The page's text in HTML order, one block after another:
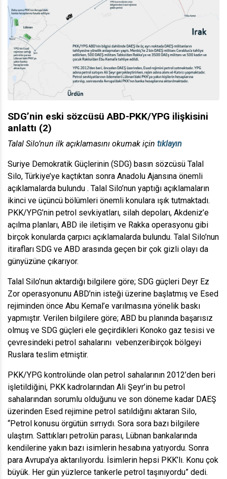
SDG’nin eski sözcüsü ABD-PKK/YPG ilişkisini
anlattı (2)
Talal Silo’nun ilk açıklamasını okumak için tıklayın
Suriye Demokratik Güçlerinin (SDG) basın sözcüsü Talal
Silo, Türkiye’ye kaçtıktan sonra Anadolu Ajansına önemli
açıklamalarda bulundu . Talal Silo’nun yaptığı açıklamaların
ikinci ve üçüncü bölümleri önemli konulara ışık tutmaktadı.
PKK/YPG’nin petrol sevkiyatları, silah depoları, Akdeniz’e
açılma planları, ABD ile iletişim ve Rakka operasyonu gibi
birçok konularda çarpıcı açıklamalarda bulundu. Talal Silo’nun
itirafları SDG ve ABD arasında geçen bir çok gizli olayı da
günyüzüne çıkarıyor.
Talal Silo’nun aktardığı bilgilere göre; SDG güçleri Deyr Ez
Zor operasyonunu ABD’nin isteği üzerine başlatmış ve Esed
rejiminden önce Abu Kemal’e varılmasına yönelik baskı
yapmıştır. Verilen bilgilere göre; ABD bu planında başarısız
olmuş ve SDG güçleri ele geçirdikleri Konoko gaz tesisi ve
çevresindeki petrol sahalarını vebenzeribirçok bölgeyi
Ruslara teslim etmiştir.
PKK/YPG kontrolünde olan petrol sahalarının 2012’den beri
işletildiğini, PKK kadrolarından Ali Şeyr’in bu petrol
sahalarından sorumlu olduğunu ve son döneme kadar DAEŞ
üzerinden Esed rejimine petrol satıldığını aktaran Silo,
“Petrol konusu örgütün sırrıydı. Sora sora bazı bilgilere
ulaştım. Sattıkları petrolün parası, Lübnan bankalarında
kendilerine yakın bazı isimlerin hesabına yatıyordu. Sonra
para Avrupa’ya aktarılıyordu. İsimlerin hepsi PKK’lı. Konu çok
büyük. Her gün yüzlerce tankerle petrol taşınıyordu” dedi.